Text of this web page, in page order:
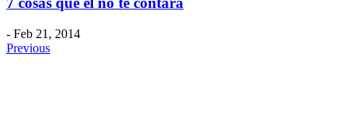
- Feb 21, 2014
Previous